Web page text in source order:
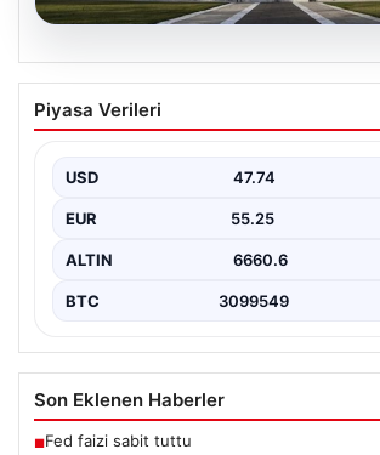
FED faiz kararı ne zaman,
Faiz beklentisi ne yönde? 2026
Piyasa Verileri
USD 47.74
EUR 55.25
ALTIN 6660.6
BTC 3099549
Son Eklenen Haberler
■Fed faizi sabit tuttu